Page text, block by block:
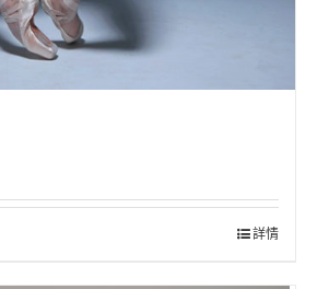
詳情